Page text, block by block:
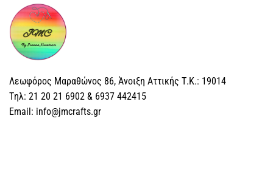
Λεωφόρος Μαραθώνος 86, Άνοιξη Αττικής Τ.Κ.: 19014
Tηλ: 21 20 21 6902 & 6937 442415
Email: info@jmcrafts.gr